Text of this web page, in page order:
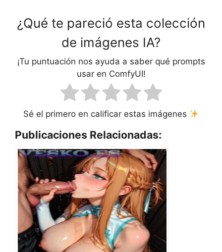
¿Qué te pareció esta colección
de imágenes IA?
¡Tu puntuación nos ayuda a saber qué prompts
usar en ComfyUI!
Sé el primero en calificar estas imágenes
Publicaciones Relacionadas: